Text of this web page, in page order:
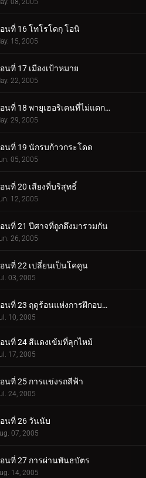
08, 2005
นที่ 16 โทโรโดกุ โอนิ
15, 2005
นที่ 17 เมืองเป้าหมาย
22, 2005
ตอนที่ 18 พายุเฮอริเคนที่ไม่แตกสลาย
29, 2005
นที่ 19 นักรบก้าวกระโดด
05, 2005
นที่ 20 เสียงที่บริสุทธิ์
12, 2005
นที่ 21 ปีศาจที่ถูกดึงมารวมกัน
26, 2005
นที่ 22 เปลี่ยนเป็นโคคูน
03, 2005
ตอนที่ 23 ฤดูร้อนแห่งการฝึกอบรม
10, 2005
นที่ 24 สีแดงเข้มที่ลุกไหม้
17, 2005
นที่ 25 การแข่งรถสีฟ้า
24, 2005
นที่ 26 วันนับ
07, 2005
นที่ 27 การผ่านพันธบัตร
14, 2005